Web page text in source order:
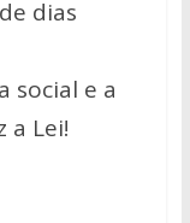
dias
social e a
a Lei!